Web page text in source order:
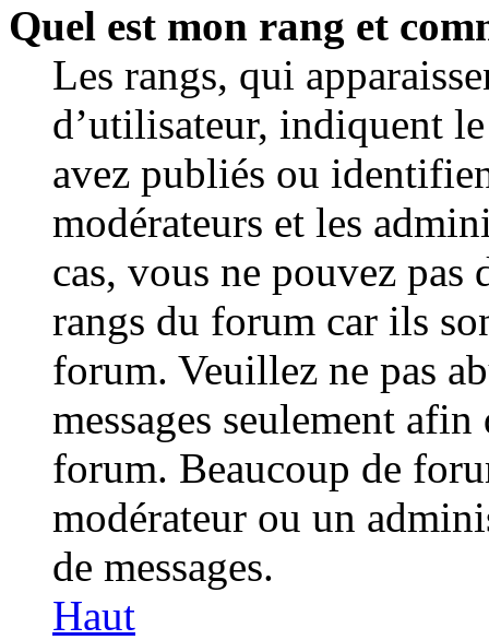
Quel est mon rang et
Les rangs, qui
d’utilisateur, indiquent
avez publiés ou
modérateurs et les
cas, vous ne pouvez
rangs du forum car ils
forum. Veuillez ne pas
messages seulement
forum. Beaucoup de
modérateur ou un
de messages.
Haut